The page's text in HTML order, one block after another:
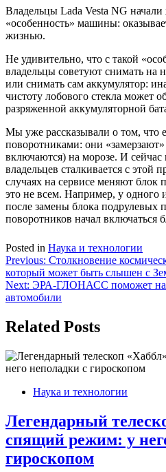
Владельцы Lada Vesta NG
«особенность» машины:
жизнью.
Не удивительно, что с такой
владельцы советуют снимать на
или снимать сам аккумулятор:
чистоту лобового стекла может
разряженной аккумуляторной
Мы уже рассказывали о том, что
поворотниками: они «замерзают»
включаются) на морозе. И
владельцев сталкивается с этой
случаях на сервисе меняют блок
это не всем. Например, у одного
после замены блока подрулевых
поворотников начал включаться
Posted in Наука и технологии
Навигация
по
записям
Previous: Столкновение
который может быть слышен с
Next: ЭРА-ГЛОНАСС поможет
автомобили
Related Posts
Наука и технологии
Легендарный
спящий режим: у
гироскопом